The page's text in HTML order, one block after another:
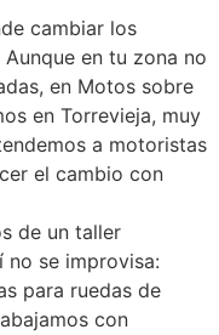
cambiar los
en tu zona no
en Motos sobre
en Torrevieja, muy
a motoristas
el cambio con
de un taller
no se improvisa:
para ruedas de
con